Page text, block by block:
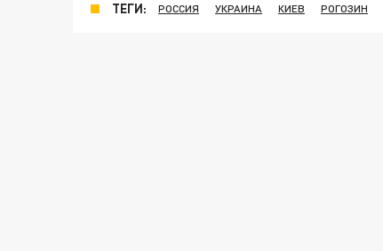
ТЕГИ: РОССИЯ УКРАИНА КИЕВ РОГОЗИН